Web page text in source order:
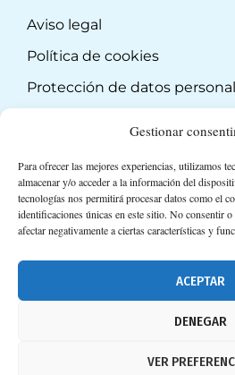
Gestionar
Para ofrecer las mejores experiencias, utilizamos
almacenar y/o acceder a la información del
tecnologías nos permitirá procesar datos como el
identificaciones únicas en este sitio. No consentir
afectar negativamente a ciertas características y
ACEPTAR
DENEGAR
VER
Aviso legal
Política de cookies
Protección de datos